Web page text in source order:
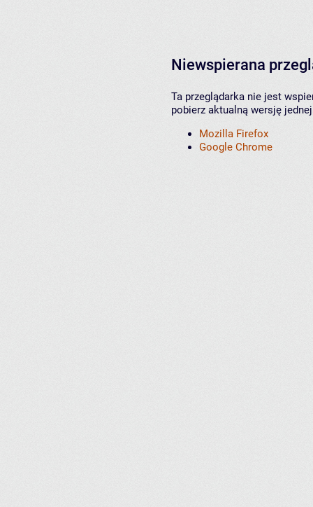
Niewspierana
Ta przeglądarka nie jest
pobierz aktualną wersję
Mozilla Firefox
Google Chrome